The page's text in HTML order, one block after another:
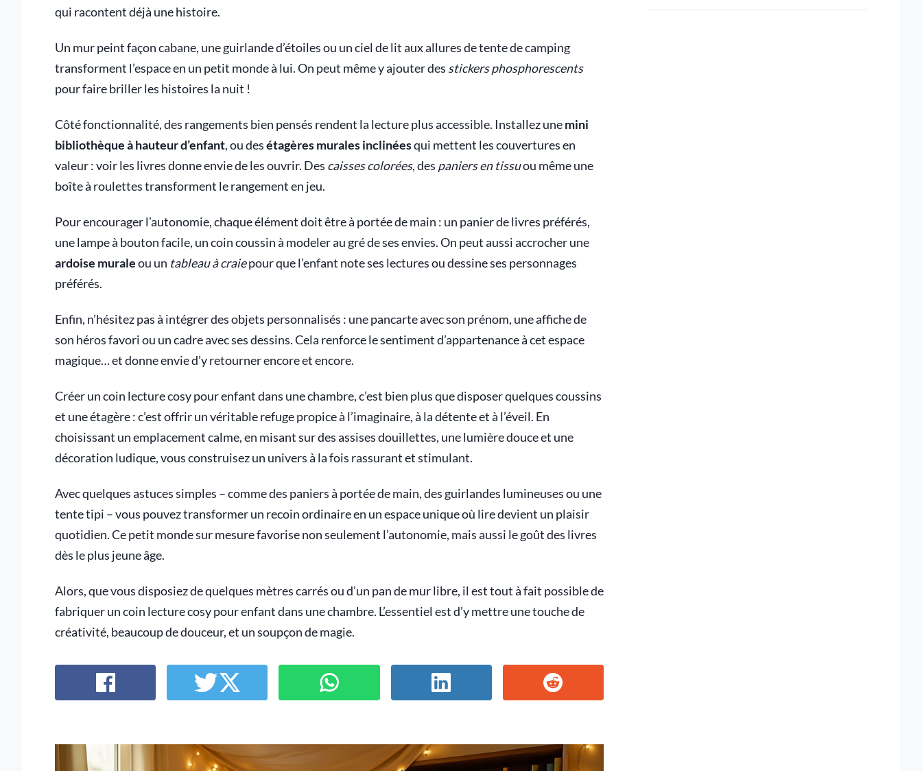
qui racontent déjà une histoire.
Un mur peint façon cabane, une guirlande d’étoiles ou un ciel de lit aux allures de tente de camping
transforment l’espace en un petit monde à lui. On peut même y ajouter des stickers phosphorescents
pour faire briller les histoires la nuit !
Côté fonctionnalité, des rangements bien pensés rendent la lecture plus accessible. Installez unemini
bibliothèque à hauteur d’enfant, ou desétagères murales inclinéesqui mettent les couvertures en
valeur : voir les livres donne envie de les ouvrir. Des caisses colorées, des paniers en tissuou même une
boîte à roulettes transforment le rangement en jeu.
Pour encourager l’autonomie, chaque élément doit être à portée de main : un panier de livres préférés,
une lampe à bouton facile, un coin coussin à modeler au gré de ses envies. On peut aussi accrocher une
ardoise muraleou un tableau à craiepour que l’enfant note ses lectures ou dessine ses personnages
préférés.
Enfin, n’hésitez pas à intégrer des objets personnalisés : une pancarte avec son prénom, une affiche de
son héros favori ou un cadre avec ses dessins. Cela renforce le sentiment d’appartenance à cet espace
magique… et donne envie d’y retourner encore et encore.
Créer un coin lecture cosy pour enfant dans une chambre, c’est bien plus que disposer quelques coussins
et une étagère : c’est offrir un véritable refuge propice à l’imaginaire, à la détente et à l’éveil. En
choisissant un emplacement calme, en misant sur des assises douillettes, une lumière douce et une
décoration ludique, vous construisez un univers à la fois rassurant et stimulant.
Avec quelques astuces simples – comme des paniers à portée de main, des guirlandes lumineuses ou une
tente tipi – vous pouvez transformer un recoin ordinaire en un espace unique où lire devient un plaisir
quotidien. Ce petit monde sur mesure favorise non seulement l’autonomie, mais aussi le goût des livres
dès le plus jeune âge.
Alors, que vous disposiez de quelques mètres carrés ou d’un pan de mur libre, il est tout à fait possible de
fabriquer un coin lecture cosy pour enfant dans une chambre. L’essentiel est d’y mettre une touche de
créativité, beaucoup de douceur, et un soupçon de magie.